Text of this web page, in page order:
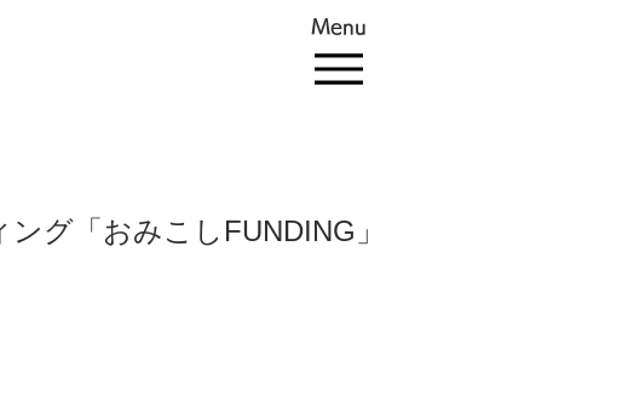
Menu
グ「おみこしFUNDING」